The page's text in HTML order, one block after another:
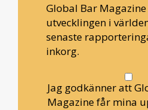
Global Bar
utvecklingen i
senaste
inkorg.
Jag godkänner att
Magazine får mina